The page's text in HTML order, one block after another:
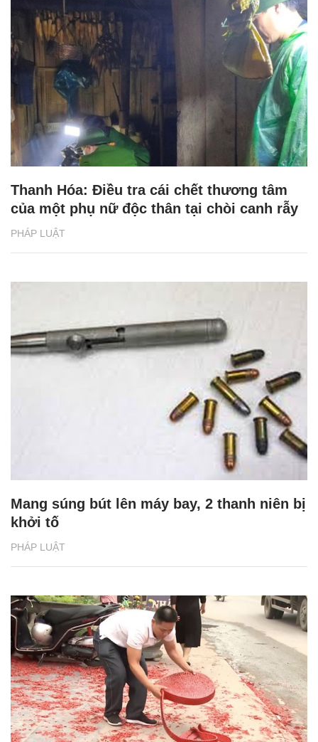
PHÁP LUẬT
Thanh Hóa: Điều tra cái chết thương tâm
của một phụ nữ độc thân tại chòi canh rẫy
PHÁP LUẬT
Mang súng bút lên máy bay, 2 thanh niên bị
khởi tố